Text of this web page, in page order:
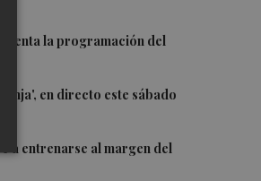
la programación del
en directo este sábado
a entrenarse al margen del